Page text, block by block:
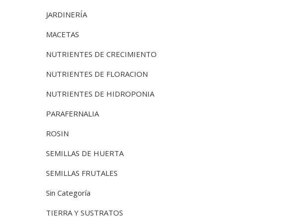
JARDINERÍA
MACETAS
NUTRIENTES DE CRECIMIENTO
NUTRIENTES DE FLORACION
NUTRIENTES DE HIDROPONIA
PARAFERNALIA
ROSIN
SEMILLAS DE HUERTA
SEMILLAS FRUTALES
Sin Categoría
TIERRA Y SUSTRATOS